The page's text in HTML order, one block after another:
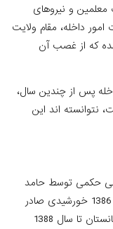
و نیروهای
داخله، مقام ولایت
که از غصب آن
پس از چندین سال،
‌اند این
حکمی توسط حامد
کرزی، رییس‌جمهوری پیشین افغانستان در سال 1386 خورشیدی صادر
شد. توزیع این شهرک در برخی از ولایت‌های افغانستان تا سال 1388